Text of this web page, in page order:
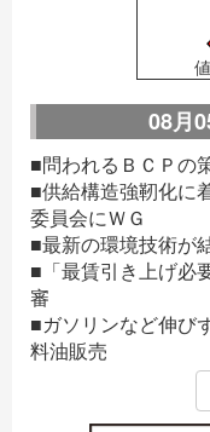
08月
■問われるＢＣＰ
■供給構造強靭化
委員会にＷＧ
■最新の環境技術が
■「最賃引き上げ
審
■ガソリンなど伸
料油販売